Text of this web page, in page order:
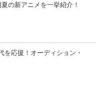
の新アニメを一挙紹介！
を応援！オーディション・